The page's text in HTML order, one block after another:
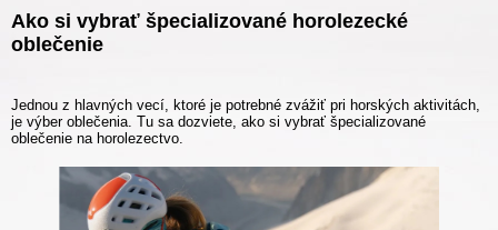
Ako si vybrať špecializované horolezecké
oblečenie
Jednou z hlavných vecí, ktoré je potrebné zvážiť pri horských aktivitách,
je výber oblečenia. Tu sa dozviete, ako si vybrať špecializované
oblečenie na horolezectvo.